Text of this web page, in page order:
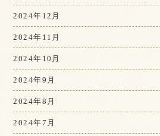
2024年12月
2024年11月
2024年10月
2024年9月
2024年8月
2024年7月